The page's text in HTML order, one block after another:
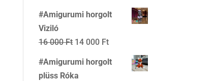
#Amigurumi horgolt
Viziló
16 000Ft Original
14 000 FtCurrent
#Amigurumi horgolt
plüss Róka